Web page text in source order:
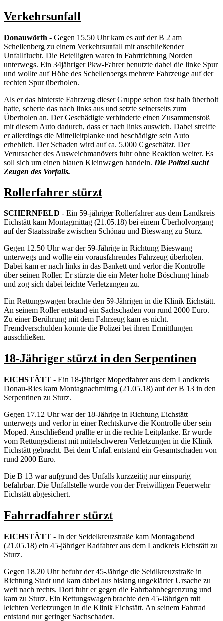
Verkehrsunfall
Donauwörth - Gegen 15.50 Uhr kam es auf der B 2 am
Schellenberg zu einem Verkehrsunfall mit anschließender
Unfallflucht. Die Beteiligten waren in Fahrtrichtung Norden
unterwegs. Ein 34jähriger Pkw-Fahrer benutzte dabei die linke Spur
und wollte auf Höhe des Schellenbergs mehrere Fahrzeuge auf der
rechten Spur überholen.
Als er das hinterste Fahrzeug dieser Gruppe schon fast halb überholt
hatte, scherte das nach links aus und setzte seinerseits zum
Überholen an. Der Geschädigte verhinderte einen Zusammenstoß
mit diesem Auto dadurch, dass er nach links auswich. Dabei streifte
er allerdings die Mittelleitplanke und beschädigte sein Auto
erheblich. Der Schaden wird auf ca. 5.000 € geschätzt. Der
Verursacher des Ausweichmanövers fuhr ohne Reaktion weiter. Es
soll sich um einen blauen Kleinwagen handeln. Die Polizei sucht
Zeugen des Vorfalls.
Rollerfahrer stürzt
SCHERNFELD - Ein 59-jähriger Rollerfahrer aus dem Landkreis
Eichstätt kam Montagmittag (21.05.18) bei einem Überholvorgang
auf der Staatsstraße zwischen Schönau und Bieswang zu Sturz.
Gegen 12.50 Uhr war der 59-Jährige in Richtung Bieswang
unterwegs und wollte ein vorausfahrendes Fahrzeug überholen.
Dabei kam er nach links in das Bankett und verlor die Kontrolle
über seinen Roller. Er stürzte die ein Meter hohe Böschung hinab
und zog sich dabei leichte Verletzungen zu.
Ein Rettungswagen brachte den 59-Jährigen in die Klinik Eichstätt.
An seinem Roller entstand ein Sachschaden von rund 2000 Euro.
Zu einer Berührung mit dem Fahrzeug kam es nicht.
Fremdverschulden konnte die Polizei bei ihren Ermittlungen
ausschließen.
18-Jähriger stürzt in den Serpentinen
EICHSTÄTT - Ein 18-jähriger Mopedfahrer aus dem Landkreis
Donau-Ries kam Montagnachmittag (21.05.18) auf der B 13 in den
Serpentinen zu Sturz.
Gegen 17.12 Uhr war der 18-Jährige in Richtung Eichstätt
unterwegs und verlor in einer Rechtskurve die Kontrolle über sein
Moped. Anschließend prallte er in die rechte Leitplanke. Er wurde
vom Rettungsdienst mit mittelschweren Verletzungen in die Klinik
Eichstätt gebracht. Bei dem Unfall entstand ein Gesamtschaden von
rund 2000 Euro.
Die B 13 war aufgrund des Unfalls kurzzeitig nur einspurig
befahrbar. Die Unfallstelle wurde von der Freiwilligen Feuerwehr
Eichstätt abgesichert.
Fahrradfahrer stürzt
EICHSTÄTT - In der Seidelkreuzstraße kam Montagabend
(21.05.18) ein 45-jähriger Radfahrer aus dem Landkreis Eichstätt zu
Sturz.
Gegen 18.20 Uhr befuhr der 45-Jährige die Seidlkreuzstraße in
Richtung Stadt und kam dabei aus bislang ungeklärter Ursache zu
weit nach rechts. Dort fuhr er gegen die Fahrbahnbegrenzung und
kam zu Sturz. Ein Rettungswagen brachte den 45-Jährigen mit
leichten Verletzungen in die Klinik Eichstätt. An seinem Fahrrad
entstand nur geringer Sachschaden.